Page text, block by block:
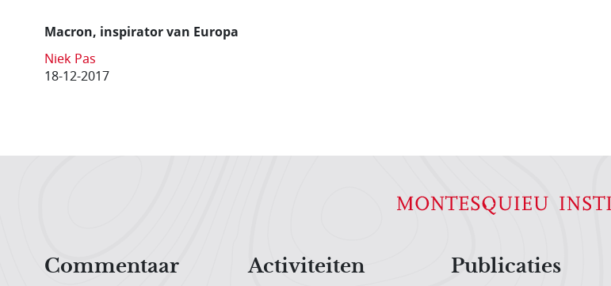
Macron, inspirator van Europa
Niek Pas
18-12-2017
Commentaar
Activiteiten Publicaties